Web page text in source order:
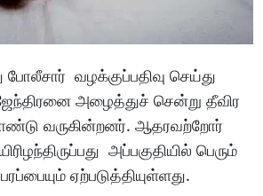
போலீசார் வழக்குப்பதிவு செய்து
அழைத்துச் சென்று தீவிர
வருகின்றனர். ஆதரவற்றோர்
அப்பகுதியில் பெரும்
ஏற்படுத்தியுள்ளது.